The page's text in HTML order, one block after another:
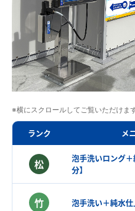
※横にスクロールしてご覧いただけま
ランク メ
松
泡手洗いロング
分】
竹 泡手洗い＋純水仕